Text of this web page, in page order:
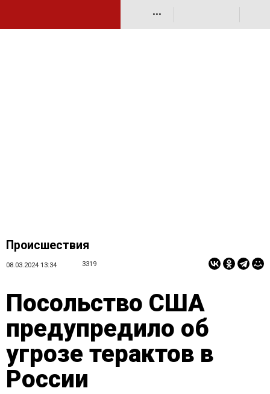
•••
Происшествия
08.03.2024 13:34 3319
Посольство США
предупредило об
угрозе терактов в
России